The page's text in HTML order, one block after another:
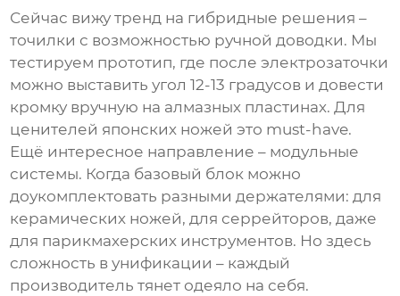
Сейчас вижу тренд на гибридные решения –
точилки с возможностью ручной доводки. Мы
тестируем прототип, где после электрозаточки
можно выставить угол 12-13 градусов и довести
кромку вручную на алмазных пластинах. Для
ценителей японских ножей это must-have.
Ещё интересное направление – модульные
системы. Когда базовый блок можно
доукомплектовать разными держателями: для
керамических ножей, для серрейторов, даже
для парикмахерских инструментов. Но здесь
сложность в унификации – каждый
производитель тянет одеяло на себя.